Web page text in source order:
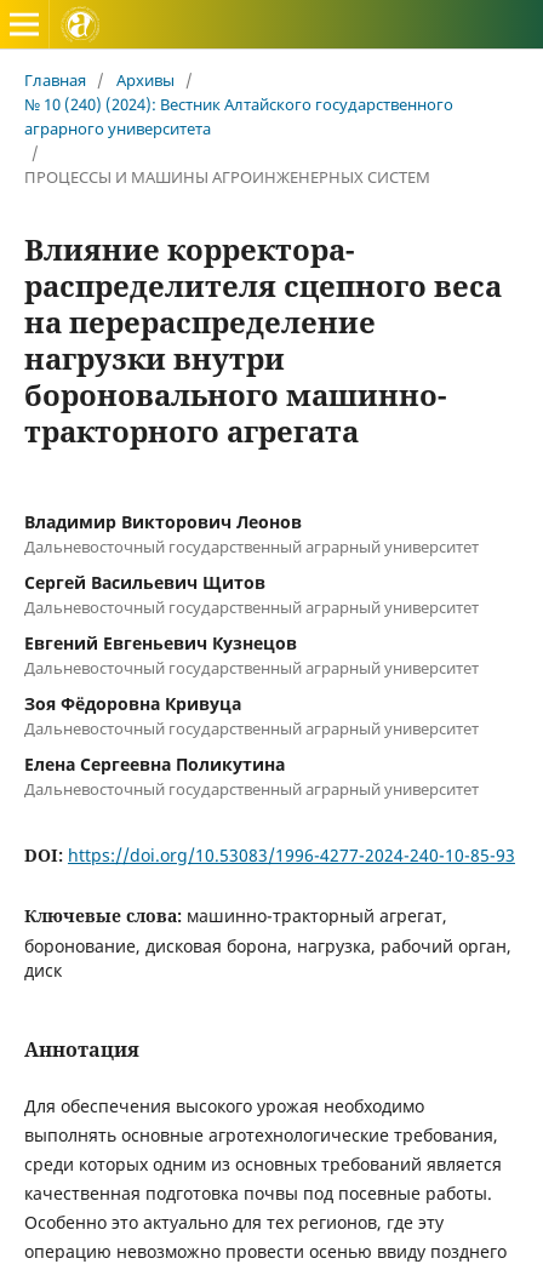
Вестник Алтайского государственного аграрного
Главная / Архивы
/
№ 10 (240) (2024): Вестник Алтайского государственного
аграрного университета
/
ПРОЦЕССЫ И МАШИНЫ АГРОИНЖЕНЕРНЫХ СИСТЕМ
Влияние корректора-
распределителя сцепного веса
на перераспределение
нагрузки внутри
бороновального машинно-
тракторного агрегата
Владимир Викторович Леонов
Дальневосточный государственный аграрный университет
Сергей Васильевич Щитов
Дальневосточный государственный аграрный университет
Евгений Евгеньевич Кузнецов
Дальневосточный государственный аграрный университет
Зоя Фёдоровна Кривуца
Дальневосточный государственный аграрный университет
Елена Сергеевна Поликутина
Дальневосточный государственный аграрный университет
DOI: https://doi.org/10.53083/1996-4277-2024-240-10-85-93
Ключевые слова: машинно-тракторный агрегат,
боронование, дисковая борона, нагрузка, рабочий орган,
диск
Аннотация
Для обеспечения высокого урожая необходимо
выполнять основные агротехнологические требования,
среди которых одним из основных требований является
качественная подготовка почвы под посевные работы.
Особенно это актуально для тех регионов, где эту
операцию невозможно провести осенью ввиду позднего